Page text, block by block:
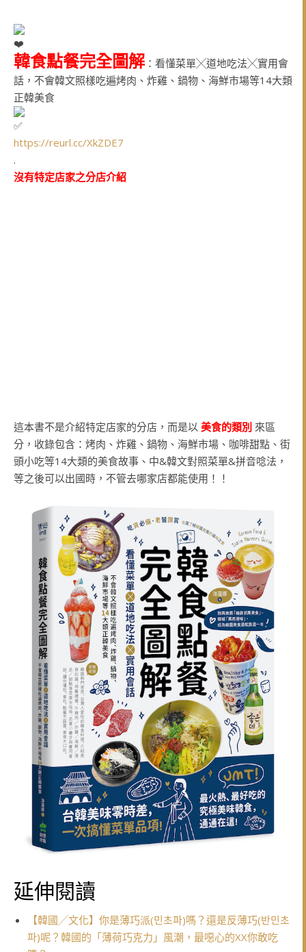
韓食點餐完全圖解：看懂菜單╳道地吃法╳實用會
話，不會韓文照樣吃遍烤肉、炸雞、鍋物、海鮮市場等14大類
正韓美食
https://reurl.cc/XkZDE7
.
沒有特定店家之分店介紹
這本書不是介紹特定店家的分店，而是以 美食的類別 來區
分，收錄包含：烤肉、炸雞、鍋物、海鮮市場、咖啡甜點、街
頭小吃等14大類的美食故事、中&韓文對照菜單&拼音唸法，
等之後可以出國時，不管去哪家店都能使用！！
延伸閱讀
【韓國╱文化】你是薄巧派(민초파)嗎？還是反薄巧(반민초
파)呢？韓國的「薄荷巧克力」風潮，最噁心的XX你敢吃